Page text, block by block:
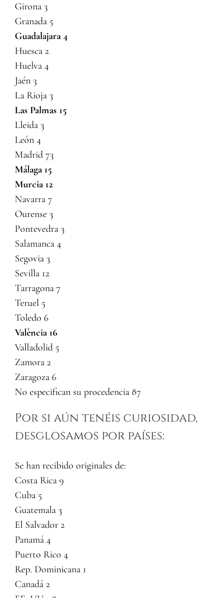
Girona 3
Granada 5
Guadalajara 4
Huesca 2
Huelva 4
Jaén 3
La Rioja 3
Las Palmas 15
Lleida 3
León 4
Madrid 73
Málaga 15
Murcia 12
Navarra 7
Ourense 3
Pontevedra 3
Salamanca 4
Segovia 3
Sevilla 12
Tarragona 7
Teruel 5
Toledo 6
València 16
Valladolid 5
Zamora 2
Zaragoza 6
No especifican su procedencia 87
Por si aún tenéis curiosidad,
desglosamos por países:
Se han recibido originales de:
Costa Rica 9
Cuba 5
Guatemala 3
El Salvador 2
Panamá 4
Puerto Rico 4
Rep. Dominicana 1
Canadá 2